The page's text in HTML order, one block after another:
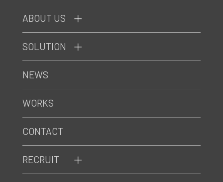
ABOUT US
SOLUTION
RECRUIT
NEWS
WORKS
CONTACT